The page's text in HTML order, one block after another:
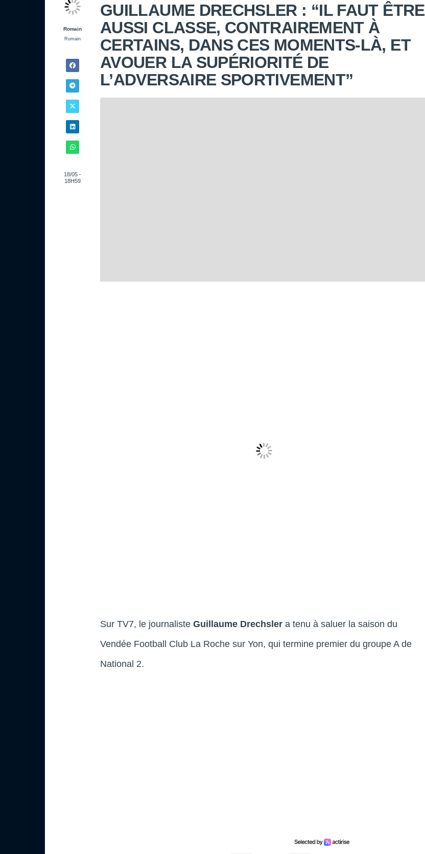
Romain
Romain
18/05 -
18H59
GUILLAUME DRECHSLER : “IL FAUT ÊTRE
AUSSI CLASSE, CONTRAIREMENT À
CERTAINS, DANS CES MOMENTS-LÀ, ET
AVOUER LA SUPÉRIORITÉ DE
L’ADVERSAIRE SPORTIVEMENT”
Sur TV7, le journaliste Guillaume Drechsler a tenu à saluer la saison du
Vendée Football Club La Roche sur Yon, qui termine premier du groupe A de
National 2.